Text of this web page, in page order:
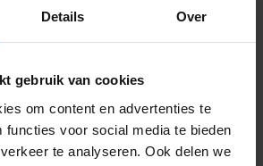
Details Over
gebruik van cookies
om content en advertenties te
functies voor social media te bieden
te analyseren. Ook delen we